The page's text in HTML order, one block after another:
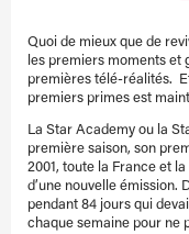
Quoi de mieux que de
les premiers moments et
premières télé-réalités.
premiers primes est
La Star Academy ou la
première saison, son
2001, toute la France et
d’une nouvelle émission.
pendant 84 jours qui
chaque semaine pour ne